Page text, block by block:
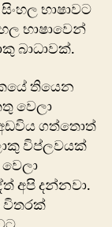
භාෂාවට
භාෂාවෙන්
බාධාවක්.
තියෙන
වෙලා
ගත්තොත්
විප්ලවයක්
අපි දන්නවා.
විතරක්